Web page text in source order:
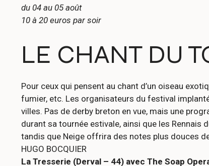
du 04 au 05 août
10 à 20 euros par soir
LE CHANT DU
Pour ceux qui pensent au chant d’un oiseau
fumier, etc. Les organisateurs du festival
villes. Pas de derby breton en vue, mais une
durant sa tournée estivale, ainsi que les
tandis que Neige offrira des notes plus douces
HUGO BOCQUIER
La Tresserie (Derval – 44) avec The Soap